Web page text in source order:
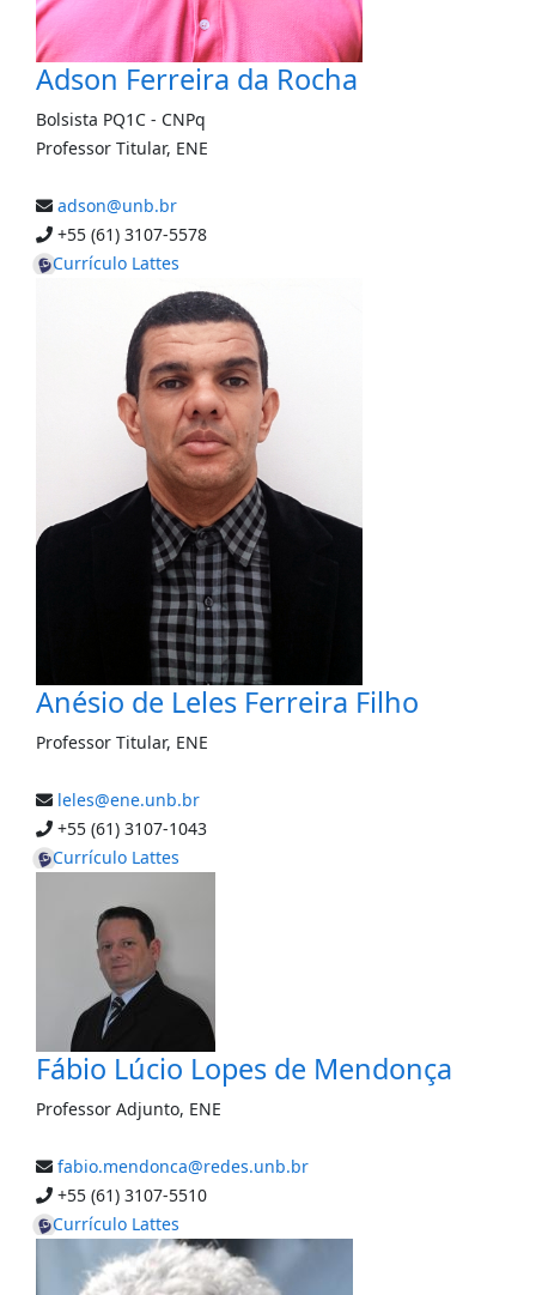
Adson Ferreira da Rocha
Bolsista PQ1C - CNPq
Professor Titular, ENE
adson@unb.br
+55 (61) 3107-5578
Currículo Lattes
Anésio de Leles Ferreira Filho
Professor Titular, ENE
leles@ene.unb.br
+55 (61) 3107-1043
Currículo Lattes
Fábio Lúcio Lopes de Mendonça
Professor Adjunto, ENE
fabio.mendonca@redes.unb.br
+55 (61) 3107-5510
Currículo Lattes